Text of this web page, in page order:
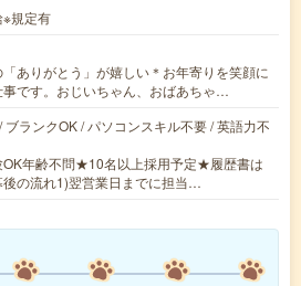
規定有
「ありがとう」が嬉しい＊お年寄りを笑顔に
です。おじいちゃん、おばあちゃ…
ブランクOK / パソコンスキル不要 / 英語力不
OK年齢不問★10名以上採用予定★履歴書は
の流れ1)翌営業日までに担当…